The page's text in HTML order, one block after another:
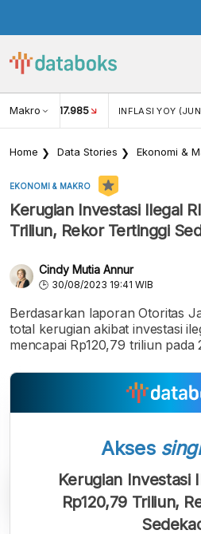
Makro
USD/IDR 17.985 INFLASI YOY
Home Data Stories Ekonomi &
EKONOMI & MAKRO
Kerugian Investasi Ilegal
Triliun, Rekor Tertinggi
Cindy Mutia Annur
30/08/2023 19:41 WIB
Berdasarkan laporan Otoritas
total kerugian akibat investasi
mencapai Rp120,79 triliun pada
Akses
Kerugian Investasi
Rp120,79 Triliun,